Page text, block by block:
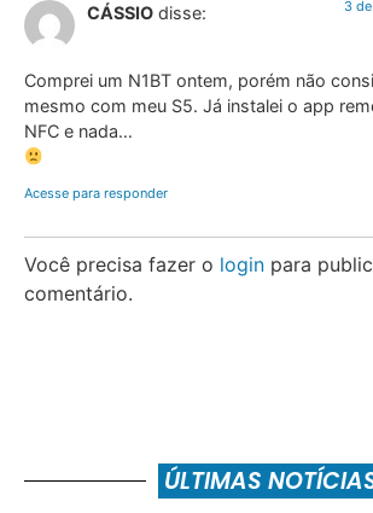
CÁSSIO disse: 3
Comprei um N1BT ontem, porém não
mesmo com meu S5. Já instalei o app
NFC e nada…
Acesse para responder
Você precisa fazer o login para
comentário.
ÚLTIMAS